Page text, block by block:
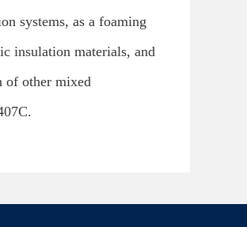
systems, as a foaming
insulation materials, and
of other mixed